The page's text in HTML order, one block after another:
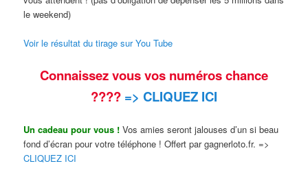
le weekend)
Voir le résultat du tirage sur You Tube
Connaissez vous vos numéros chance
???? => CLIQUEZ ICI
Un cadeau pour vous ! Vos amies seront jalouses d’un si beau
fond d’écran pour votre téléphone ! Offert par gagnerloto.fr. =>
CLIQUEZ ICI